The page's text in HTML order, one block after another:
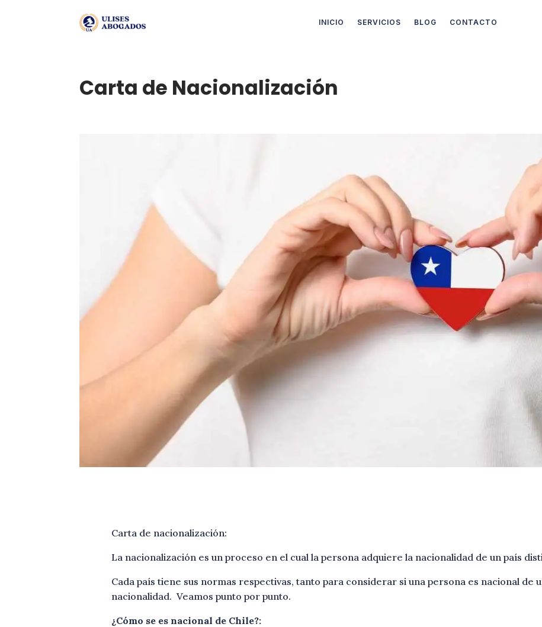
INICIO SERVICIOS BLOG CONTACTO
Carta de Nacionalización
Carta de nacionalización:
La nacionalización es un proceso en el cual la persona adquiere la nacionalidad de un país
Cada país tiene sus normas respectivas, tanto para considerar si una persona es nacional de
nacionalidad. Veamos punto por punto.
¿Cómo se es nacional de Chile?: